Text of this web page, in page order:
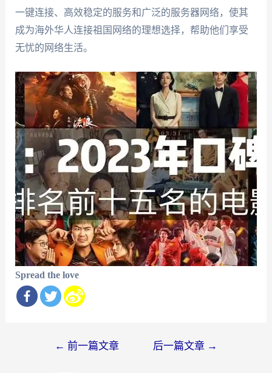
一键连接、高效稳定的服务和广泛的服务器网络，使其
成为海外华人连接祖国网络的理想选择，帮助他们享受
无忧的网络生活。
Spread the love
← 前一篇文章 后一篇文章 →